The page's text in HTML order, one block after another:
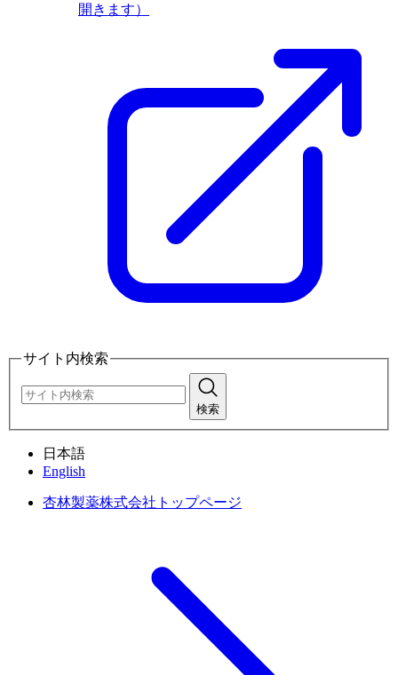
開きます）
サイト内検索
検索
日本語
English
杏林製薬株式会社トップページ